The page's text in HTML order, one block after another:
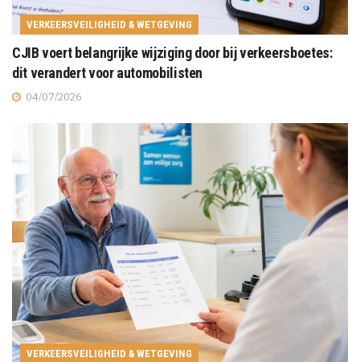
VERKEERSVEILIGHEID & WETGEVING
CJIB voert belangrijke wijziging door bij verkeersboetes:
dit verandert voor automobilisten
04/07/2026
VERKEERSVEILIGHEID & WETGEVING